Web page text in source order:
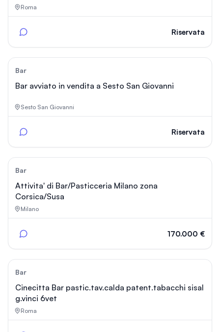
Roma
Riservata
Bar
Bar avviato in vendita a Sesto San Giovanni
Sesto San Giovanni
Riservata
Bar
Attivita' di Bar/Pasticceria Milano zona
Corsica/Susa
Milano
170.000 €
Bar
Cinecitta Bar pastic.tav.calda patent.tabacchi sisal
g.vinci 6vet
Roma